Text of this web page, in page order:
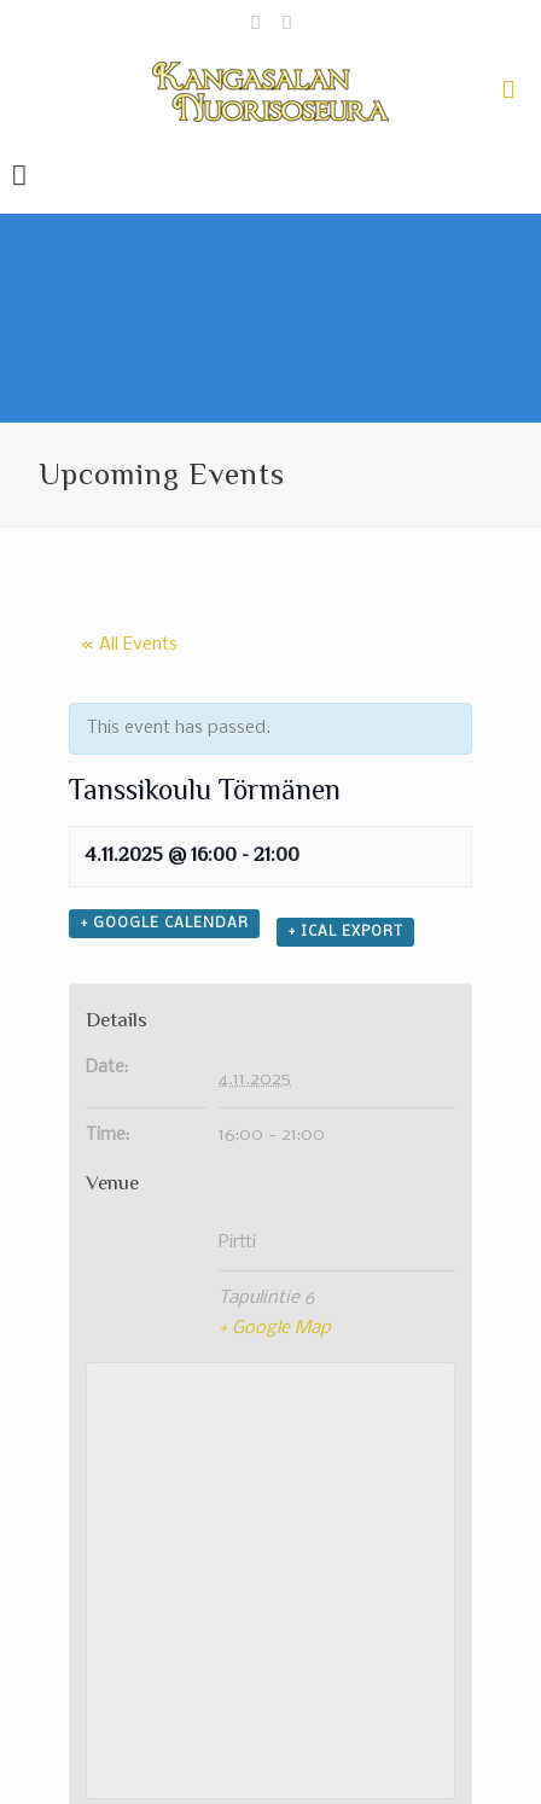
Upcoming Events
« All Events
This event has passed.
Tanssikoulu Törmänen
4.11.2025 @ 16:00- 21:00
+ GOOGLE CALENDAR
+ ICAL EXPORT
Details
Date:
4.11.2025
Time: 16:00 - 21:00
Venue
Pirtti
Tapulintie 6
+ Google Map